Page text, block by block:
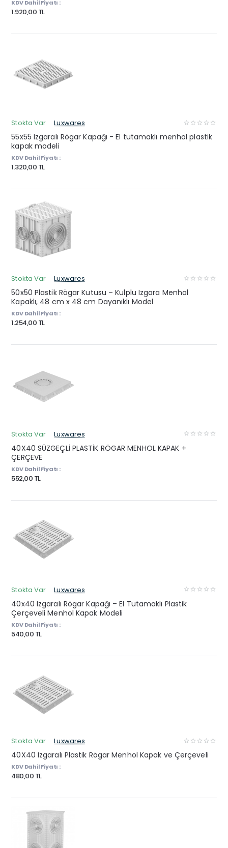
KDV Dahil Fiyatı :
1.920,00 TL
Stokta Var Luxwares
55x55 Izgaralı Rögar Kapağı - El tutamaklı menhol plastik
kapak modeli
KDV Dahil Fiyatı :
1.320,00 TL
Stokta Var Luxwares
50x50 Plastik Rögar Kutusu – Kulplu Izgara Menhol
Kapaklı, 48 cm x 48 cm Dayanıklı Model
KDV Dahil Fiyatı :
1.254,00 TL
Stokta Var Luxwares
40X40 SÜZGEÇLİ PLASTİK RÖGAR MENHOL KAPAK +
ÇERÇEVE
KDV Dahil Fiyatı :
552,00 TL
Stokta Var Luxwares
40x40 Izgaralı Rögar Kapağı – El Tutamaklı Plastik
Çerçeveli Menhol Kapak Modeli
KDV Dahil Fiyatı :
540,00 TL
Stokta Var Luxwares
40X40 Izgaralı Plastik Rögar Menhol Kapak ve Çerçeveli
KDV Dahil Fiyatı :
480,00 TL